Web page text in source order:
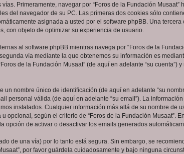
Primeramente, navegar por “Foros de la Fundación
del navegador de su PC. Las primeras dos cookies sólo
asignada a usted por el software phpBB. Una
con objeto de optimizar su experiencia de usuario.
al software phpBB mientras navega por “Foros de la
vía mediante la que obtenemos su información es
de la Fundación Musaat” (de aquí en adelante “su
un nombre único de identificación (de aquí en adelante “su
personal válida (de aquí en adelante “su email”). La
instalados. Cualquier información más allá de su nombre de
opcional, según el criterio de “Foros de la Fundación
opción de activar o desactivar los emails generados
de una vía) por lo tanto está segura. Sin embargo, se
por favor guárdela cuidadosamente y bajo ninguna